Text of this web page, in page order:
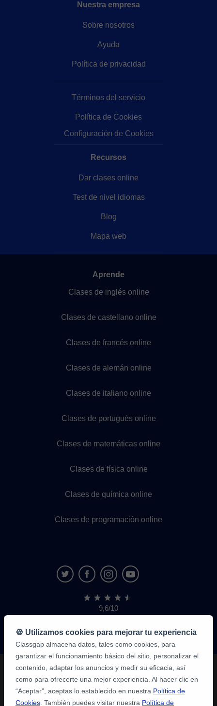
Nuestra empresa
Sobre nosotros
Ayuda
Política de privacidad
Términos del servicio
Política de Cookies
Configuración de Cookies
Recursos
Dar clases online
Test de nivel idiomas
Blog
Mapa web
Aprende
Clases de inglés online
Clases de castellano online
Clases de francés online
Clases de alemán online
Clases de italiano online
Clases de portugués online
Clases de matemáticas online
Clases de física online
Clases de química online
Clases de programación online
9,6/10
1.339.284
de
alumnos
🍪 Utilizamos cookies para mejorar tu experiencia
Classgap almacena datos, tales como cookies, para
garantizar el funcionamiento básico del sitio, personalizar el
contenido, adaptar los anuncios y medir su eficacia, así
como para ofrecerte una mejor experiencia. Al hacer clic en
“Aceptar”, aceptas lo establecido en nuestra Política de
Cookies . También puedes visitar nuestra Política de